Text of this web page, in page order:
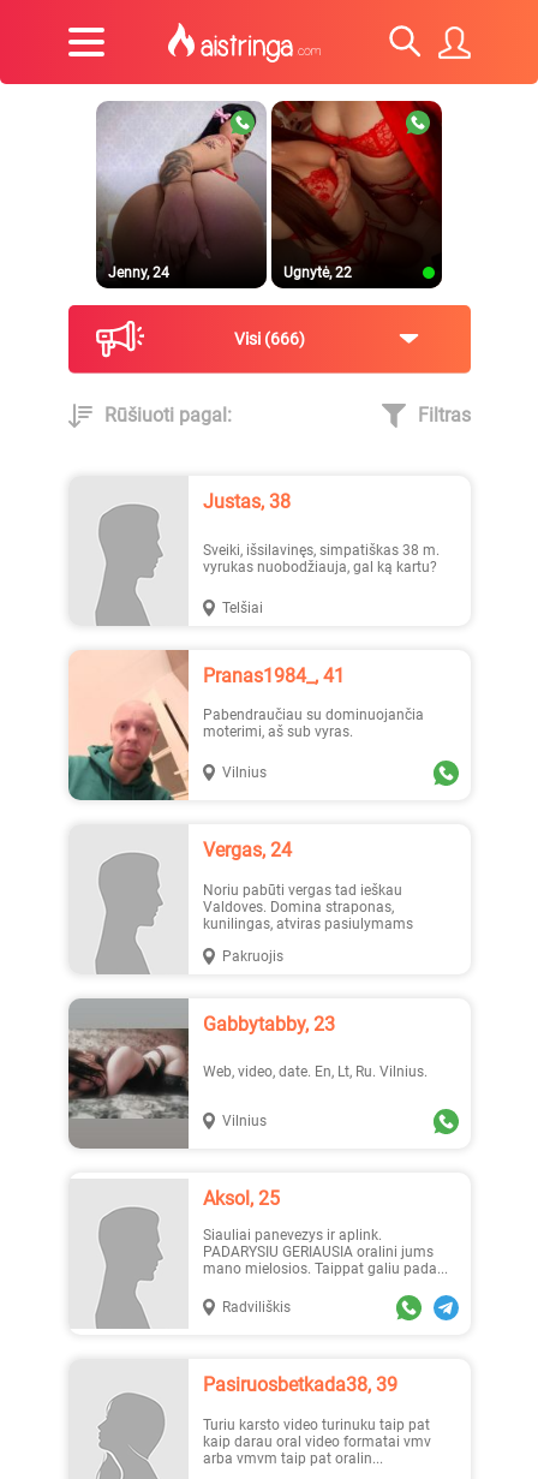
Jenny, 24 Ugnytė, 22
Austėja, 19
Jesika19, 27
Visi 666
Rūšiuoti pagal: Filtras
Justas, 38
Sveiki, išsilavinęs, simpatiškas 38 m.
vyrukas nuobodžiauja, gal ką kartu?
Telšiai
Pranas1984_, 41
Pabendraučiau su dominuojančia
moterimi, aš sub vyras.
Vilnius
Vergas, 24
Noriu pabūti vergas tad ieškau
Valdoves. Domina straponas,
kunilingas, atviras pasiulymams
Pakruojis
Gabbytabby, 23
Web, video, date. En, Lt, Ru. Vilnius.
Vilnius
Aksol, 25
Siauliai panevezys ir aplink.
PADARYSIU GERIAUSIA oralini jums
mano mielosios. Taippat galiu pada...
Radviliškis
Pasiruosbetkada38, 39
Turiu karsto video turinuku taip pat
kaip darau oral video formatai vmv
arba vmvm taip pat oralin...